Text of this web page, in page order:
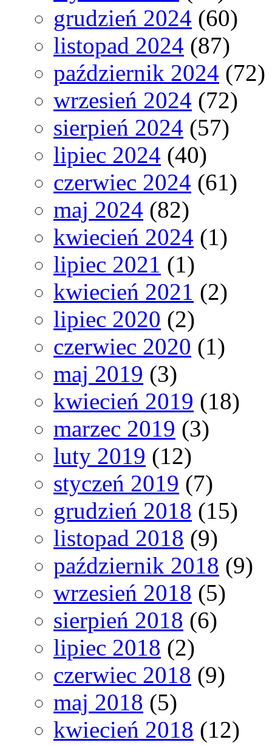
grudzień 2024 (60)
listopad 2024 (87)
październik 2024 (72)
wrzesień 2024 (72)
sierpień 2024 (57)
lipiec 2024 (40)
czerwiec 2024 (61)
maj 2024 (82)
kwiecień 2024 (1)
lipiec 2021 (1)
kwiecień 2021 (2)
lipiec 2020 (2)
czerwiec 2020 (1)
maj 2019 (3)
kwiecień 2019 (18)
marzec 2019 (3)
luty 2019 (12)
styczeń 2019 (7)
grudzień 2018 (15)
listopad 2018 (9)
październik 2018 (9)
wrzesień 2018 (5)
sierpień 2018 (6)
lipiec 2018 (2)
czerwiec 2018 (9)
maj 2018 (5)
kwiecień 2018 (12)